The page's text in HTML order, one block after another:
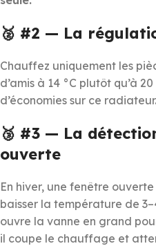
🥈 #2 — La
Chauffez uniquement les
d’amis à 14 °C plutôt qu’à
d’économies sur ce radiateur.
🥉 #3 — La
ouverte
En hiver, une fenêtre
baisser la température de
ouvre la vanne en grand
il coupe le chauffage et